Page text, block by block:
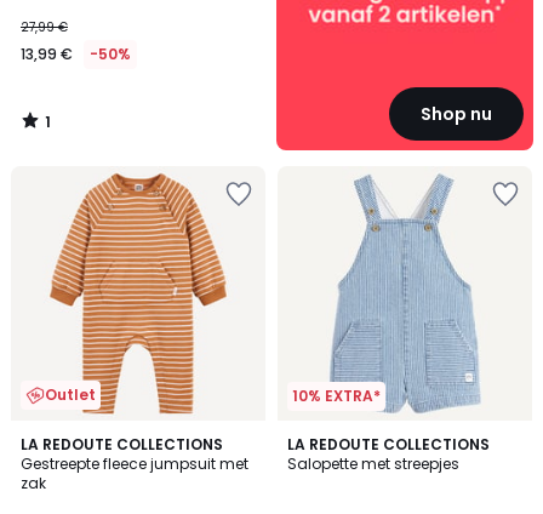
27,99 €
13,99 € -50%
1
/
Shop nu
Outlet
LA REDOUTE COLLECTIONS
Gestreepte fleece jumpsuit met
zak
2
/
5
10% EXTRA*
LA REDOUTE COLLECTIONS
Salopette met streepjes
5
/